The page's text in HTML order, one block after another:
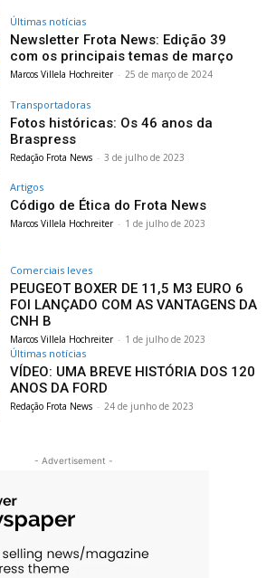
Últimas notícias
Newsletter Frota News: Edição 39
com os principais temas de março
Marcos Villela Hochreiter - 25 de março de 2024
Transportadoras
Fotos históricas: Os 46 anos da
Braspress
Redação Frota News - 3 de julho de 2023
Artigos
Código de Ética do Frota News
Marcos Villela Hochreiter - 1 de julho de 2023
Comerciais leves
PEUGEOT BOXER DE 11,5 M3 EURO 6
FOI LANÇADO COM AS VANTAGENS DA
CNH B
Marcos Villela Hochreiter - 1 de julho de 2023
Últimas notícias
VÍDEO: UMA BREVE HISTÓRIA DOS 120
ANOS DA FORD
Redação Frota News - 24 de junho de 2023
- Advertisement -